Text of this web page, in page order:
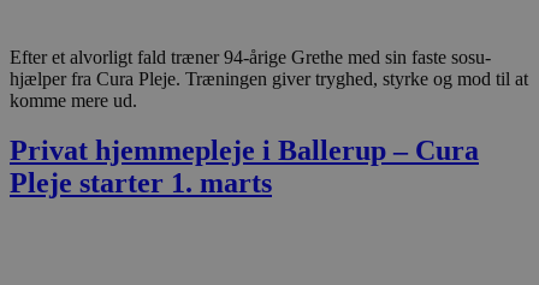
Efter et alvorligt fald træner 94-årige Grethe med sin faste sosu-
hjælper fra Cura Pleje. Træningen giver tryghed, styrke og mod til at
komme mere ud.
Privat hjemmepleje i Ballerup – Cura
Pleje starter 1. marts